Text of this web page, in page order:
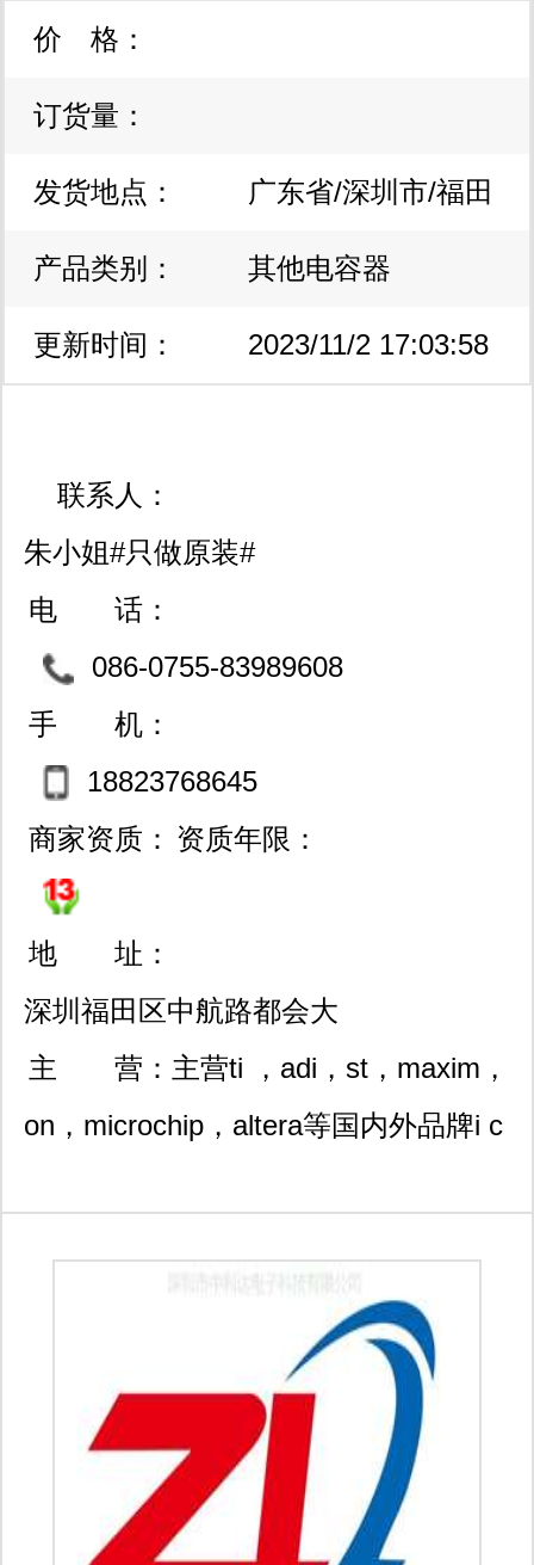
led照明驱动器
价 格：
订货量：
发货地点： 广东省/深圳市/福田
区
产品类别： 其他电容器
更新时间： 2023/11/2 17:03:58
联系人：
朱小姐#只做原装#
电 话：
086-0755-83989608
82792628
手 机：
18823768645
商家资质： 资质年限：
地 址：
深圳福田区中航路都会大
厦银都31楼
主 营： 主营ti ，adi，st，maxim，
on，microchip，altera等国内外品牌i c